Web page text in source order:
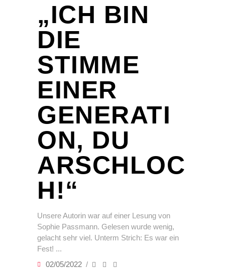
„ICH BIN
DIE
STIMME
EINER
GENERATI
ON, DU
ARSCHLOC
H!“
Unsere Autorin war auf einer Lesung von
Sophie Passmann. Gelesen wurde wenig,
gelacht sehr viel. Unterm Strich: Es war ein
Fest!
02/05/2022